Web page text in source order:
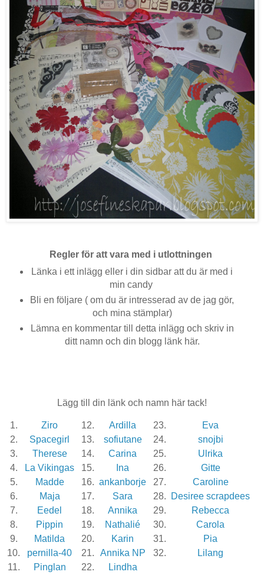
Regler för att vara med i utlottningen
Länka i ett inlägg eller i din sidbar att du är med i
min candy
Bli en följare ( om du är intresserad av de jag gör,
och mina stämplar)
Lämna en kommentar till detta inlägg och skriv in
ditt namn och din blogg länk här.
Lägg till din länk och namn här tack!
1. Ziro 12. Ardilla 23.
Eva
2.
Spacegirl 13. sofiutane 24.
snojbi
3.
Therese 14. Carina 25.
Ulrika
4.
La Vikingas 15. Ina 26.
Gitte
5.
Madde 16. ankanborje 27.
Caroline
6.
Maja 17. Sara 28.
Desiree scrapdees
7.
Eedel 18. Annika 29.
Rebecca
8.
Pippin 19. Nathalié 30.
Carola
9.
Matilda 20. Karin 31.
Pia
10.
pernilla-40 21. Annika NP 32.
Lilang
11.
Pinglan 22. Lindha